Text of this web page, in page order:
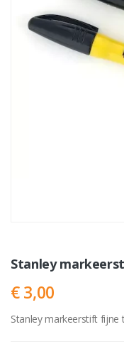
Stanley
€ 3,00
Stanley markeerstift fijne